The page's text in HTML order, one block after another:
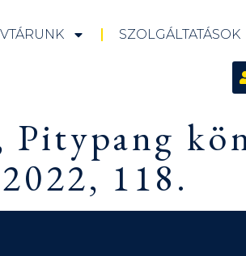
SZOLGÁLTATÁSOK
Pitypang
118.